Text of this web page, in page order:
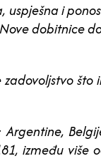
i
dobitnice
što
između više